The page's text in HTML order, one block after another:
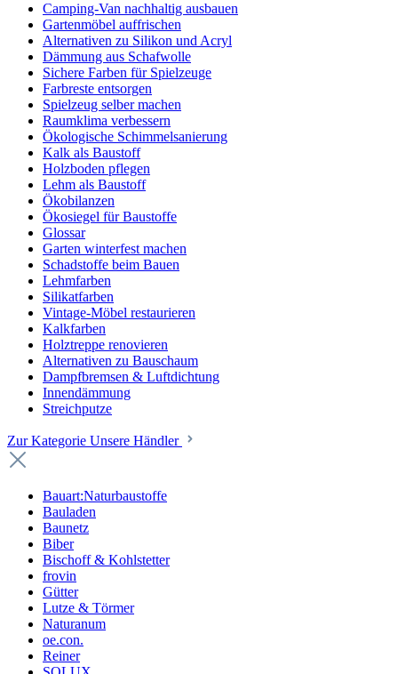
Camping-Van nachhaltig ausbauen
Gartenmöbel auffrischen
Alternativen zu Silikon und Acryl
Dämmung aus Schafwolle
Sichere Farben für Spielzeuge
Farbreste entsorgen
Spielzeug selber machen
Raumklima verbessern
Ökologische Schimmelsanierung
Kalk als Baustoff
Holzboden pflegen
Lehm als Baustoff
Ökobilanzen
Ökosiegel für Baustoffe
Glossar
Garten winterfest machen
Schadstoffe beim Bauen
Lehmfarben
Silikatfarben
Vintage-Möbel restaurieren
Kalkfarben
Holztreppe renovieren
Alternativen zu Bauschaum
Dampfbremsen & Luftdichtung
Innendämmung
Streichputze
Zur Kategorie Unsere Händler
Bauart:Naturbaustoffe
Bauladen
Baunetz
Biber
Bischoff & Kohlstetter
frovin
Gütter
Lutze & Törmer
Naturanum
oe.con.
Reiner